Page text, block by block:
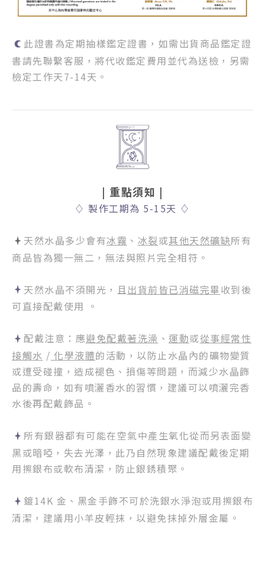
此證書為定期抽樣鑑定證書，如需出貨商品鑑定證
書請先聯繫客服，將代收鑑定費用並代為送檢，另需
檢定工作天7-14天。
| 重點須知 |
♢ 製作工期為 5-15天 ♢
天然水晶多少會有冰霧 、 冰裂或其他天然礦缺所有
商品皆為獨一無二，無法與照片完全相符。
天然水晶不須開光，且 出貨前皆已消磁完畢收到後
可直接配戴使用 。
配戴注意：應避免配戴著洗澡 、 運動或從事經常性
接觸水 / 化學液體的活動，以防止水晶內的礦物變質
或遭受碰撞，造成褪色、損傷等問題，而減少水晶飾
品的壽命，如有噴灑香水的習慣，建議可以噴灑完香
水後再配戴飾品。
所有銀器都有可能在空氣中產生氧化從而另表面變
黑或暗啞，失去光澤，此乃自然現象建議配戴後定期
用擦銀布或軟布清潔，防止銀銹積聚。
鍍14K 金、黑金手飾不可於洗銀水淨泡或用擦銀布
清潔，建議用小羊皮輕抹，以避免抹掉外層金屬。